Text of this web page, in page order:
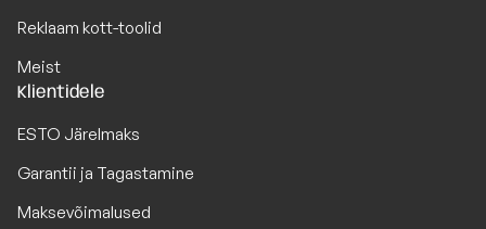
Reklaam kott-toolid
Meist
Klientidele
ESTO Järelmaks
Garantii ja Tagastamine
Maksevõimalused